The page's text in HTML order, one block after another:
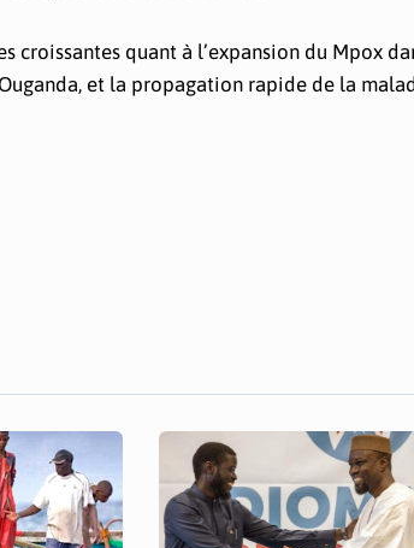
croissantes quant à l’expansion du Mpox
et la propagation rapide de la